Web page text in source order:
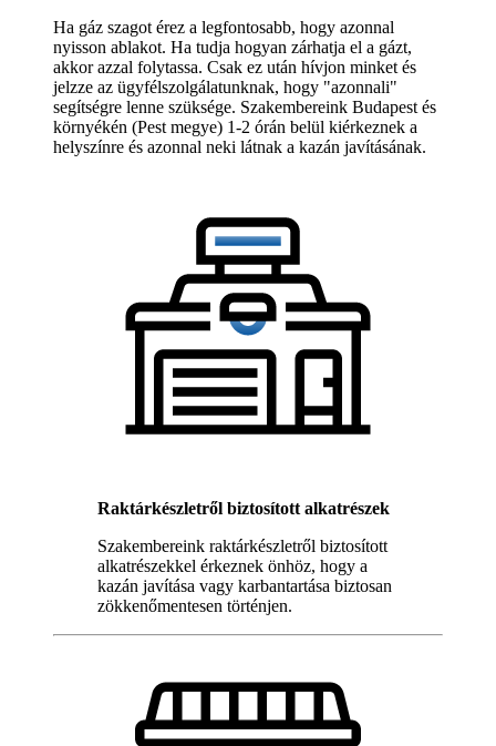
Ha gáz szagot érez a legfontosabb, hogy azonnal
nyisson ablakot. Ha tudja hogyan zárhatja el a gázt,
akkor azzal folytassa. Csak ez után hívjon minket és
jelzze az ügyfélszolgálatunknak, hogy "azonnali"
segítségre lenne szüksége. Szakembereink Budapest és
környékén (Pest megye) 1-2 órán belül kiérkeznek a
helyszínre és azonnal neki látnak a kazán javításának.
Raktárkészletről biztosított alkatrészek
Szakembereink raktárkészletről biztosított
alkatrészekkel érkeznek önhöz, hogy a
kazán javítása vagy karbantartása biztosan
zökkenőmentesen történjen.